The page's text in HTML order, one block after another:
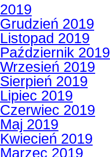
2019
Grudzień 2019
Listopad 2019
Październik 2019
Wrzesień 2019
Sierpień 2019
Lipiec 2019
Czerwiec 2019
Maj 2019
Kwiecień 2019
Marzec 2019